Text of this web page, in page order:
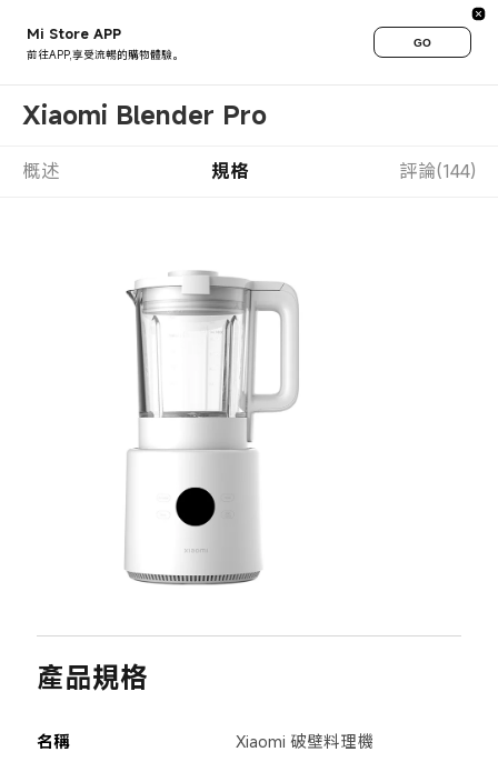
Mi Store APP
前往APP,享受流暢的購物體驗。
GO
Xiaomi Blender Pro
概述 規格 評論(144)
產品規格
名稱 Xiaomi 破壁料理機